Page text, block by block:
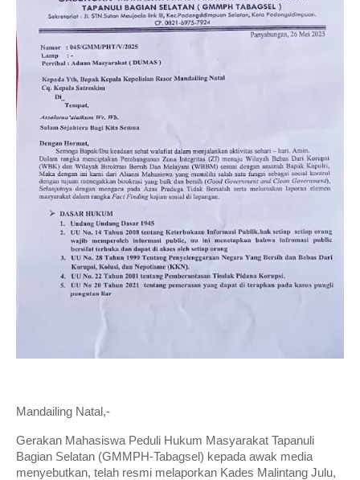
Mandailing Natal,-
Gerakan Mahasiswa Peduli Hukum Masyarakat Tapanuli
Bagian Selatan (GMMPH-Tabagsel) kepada awak media
menyebutkan, telah resmi melaporkan Kades Malintang Julu,